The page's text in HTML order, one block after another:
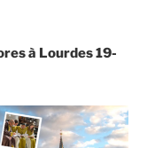
à Lourdes 19-